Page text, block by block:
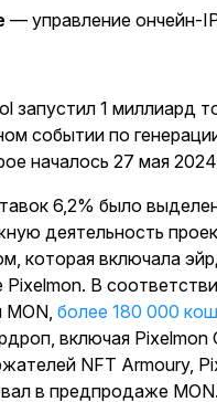
— управление ончейн-
запустил 1 миллиард
событии по
началось 27 мая
6,2% было
деятельность
которая включала
В
более 180 000
включая Pixelmon
NFT Armoury,
в предпродаже MON.